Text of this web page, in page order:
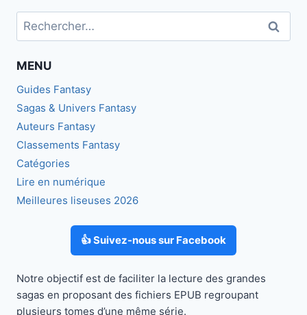
Rechercher :
MENU
Guides Fantasy
Sagas & Univers Fantasy
Auteurs Fantasy
Classements Fantasy
Catégories
Lire en numérique
Meilleures liseuses 2026
👍 Suivez-nous sur Facebook
Notre objectif est de faciliter la lecture des grandes
sagas en proposant des fichiers EPUB regroupant
plusieurs tomes d’une même série.